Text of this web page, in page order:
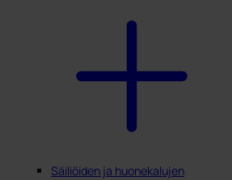
Säiliöiden ja huonekalujen